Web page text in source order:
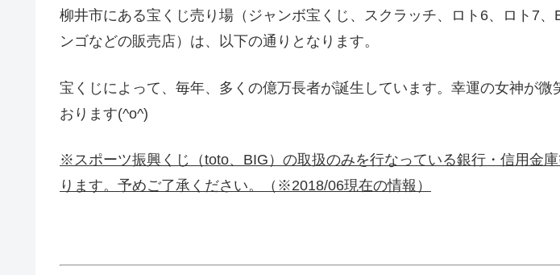
柳井市にある宝くじ売り場（ジャンボ宝くじ、スクラッチ、ロト6、ロト7
ンゴなどの販売店）は、以下の通りとなります。
宝くじによって、毎年、多くの億万長者が誕生しています。幸運の女神が微
おります(^o^)
※スポーツ振興くじ（toto、BIG）の取扱のみを行なっている銀行・信用金
ります。予めご了承ください。（※2018/06現在の情報）